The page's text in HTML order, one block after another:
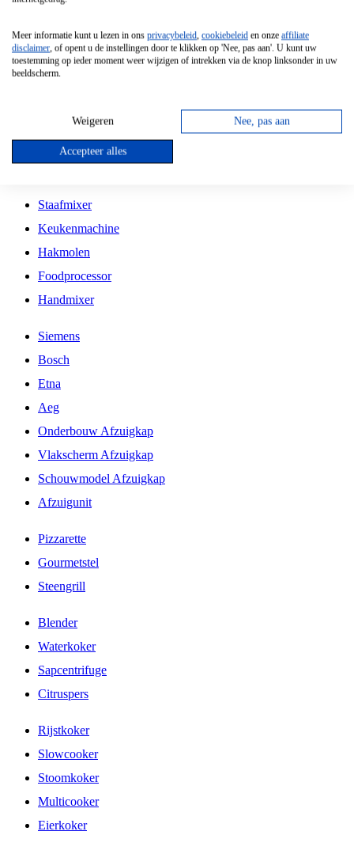
Vrijstaande Magnetron
Vrijstaande Kookplaat
Inbouw Gaskookplaat
Inbouw Keramische Kookplaat
Kookplaat Accessoires
Staafmixer
Keukenmachine
Hakmolen
Foodprocessor
Handmixer
Siemens
Bosch
Etna
Aeg
Onderbouw Afzuigkap
Vlakscherm Afzuigkap
Schouwmodel Afzuigkap
Afzuigunit
Pizzarette
Gourmetstel
Steengrill
Blender
Waterkoker
Sapcentrifuge
Citruspers
Rijstkoker
Slowcooker
Stoomkoker
Multicooker
Eierkoker
Meer informatie kunt u lezen in ons privacybeleid, cookiebeleid en onze affiliate
disclaimer, of opent u de instellingen door te klikken op 'Nee, pas aan'. U kunt uw
toestemming op ieder moment weer wijzigen of intrekken via de knop linksonder in uw
beeldscherm.
Weigeren Nee, pas aan
Accepteer alles